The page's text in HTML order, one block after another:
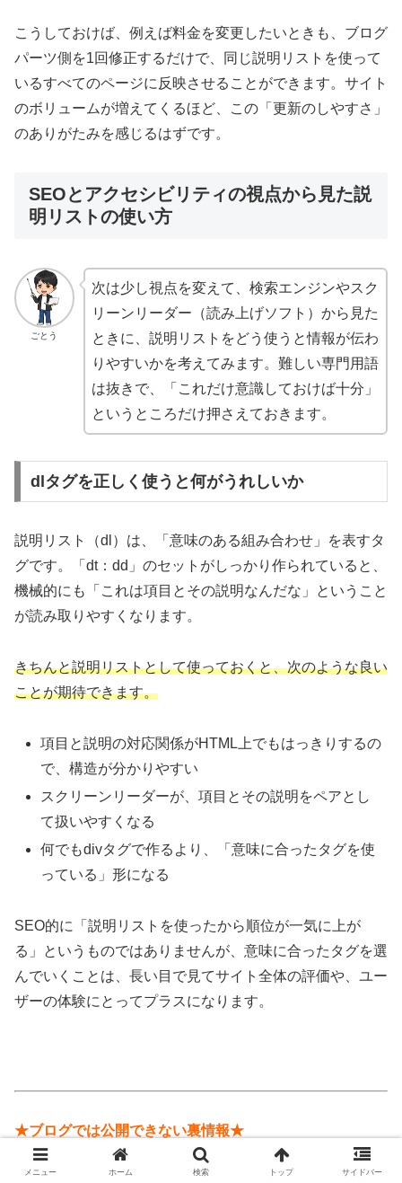
こうしておけば、例えば料金を変更したいときも、ブログ
パーツ側を1回修正するだけで、同じ説明リストを使って
いるすべてのページに反映させることができます。サイト
のボリュームが増えてくるほど、この「更新のしやすさ」
のありがたみを感じるはずです。
SEOとアクセシビリティの視点から見た説
明リストの使い方
ごとう
次は少し視点を変えて、検索エンジンやスク
リーンリーダー（読み上げソフト）から見た
ときに、説明リストをどう使うと情報が伝わ
りやすいかを考えてみます。難しい専門用語
は抜きで、「これだけ意識しておけば十分」
というところだけ押さえておきます。
dlタグを正しく使うと何がうれしいか
説明リスト（dl）は、「意味のある組み合わせ」を表すタ
グです。「dt：dd」のセットがしっかり作られていると、
機械的にも「これは項目とその説明なんだな」ということ
が読み取りやすくなります。
きちんと説明リストとして使っておくと、次のような良い
ことが期待できます。
項目と説明の対応関係がHTML上でもはっきりするの
で、構造が分かりやすい
スクリーンリーダーが、項目とその説明をペアとし
て扱いやすくなる
何でもdivタグで作るより、「意味に合ったタグを使
っている」形になる
SEO的に「説明リストを使ったから順位が一気に上が
る」というものではありませんが、意味に合ったタグを選
んでいくことは、長い目で見てサイト全体の評価や、ユー
ザーの体験にとってプラスになります。
★ブログでは公開できない裏情報★
メニュー ホーム 検索 トップ サイドバー